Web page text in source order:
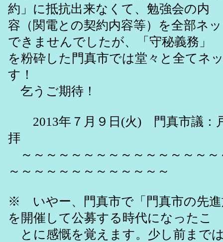
約」に抵抗出来なくて、勉強会の内
容（関電との契約内容等）を全部ネ
できませんでしたが、「守秘義務」
を粉砕した門真市では堂々と全てネ
す！
乞うご期待！
2013年７月９日(火) 門真市議
拝
～～～～～～～～～～～～～～～～
～～～～～～～～～～～～～
※ いやー、門真市で「門真市の先進
を開催して公募する時代になったこ
とに感慨を覚えます。少し前まで